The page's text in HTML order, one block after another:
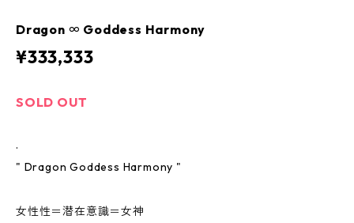
Dragon ∞ Goddess Harmony
¥333,333
SOLD OUT
.
" Dragon Goddess Harmony "
女性性＝潜在意識＝女神